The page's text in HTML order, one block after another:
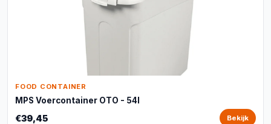
FOOD CONTAINER
MPS Voercontainer OTO - 54l
€39,45 Bekijk